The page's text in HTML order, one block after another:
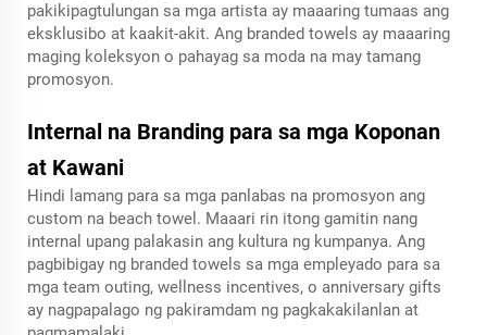
pakikipagtulungan sa mga artista ay maaaring tumaas ang
eksklusibo at kaakit-akit. Ang branded towels ay maaaring
maging koleksyon o pahayag sa moda na may tamang
promosyon.
Internal na Branding para sa mga Koponan
at Kawani
Hindi lamang para sa mga panlabas na promosyon ang
custom na beach towel. Maaari rin itong gamitin nang
internal upang palakasin ang kultura ng kumpanya. Ang
pagbibigay ng branded towels sa mga empleyado para sa
mga team outing, wellness incentives, o anniversary gifts
ay nagpapalago ng pakiramdam ng pagkakakilanlan at